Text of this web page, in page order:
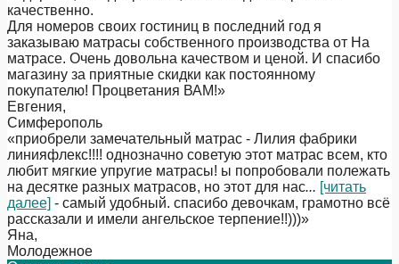
качественно.
Для номеров своих гостиниц в последний год я
заказываю матрасы собственного производства от На
матрасе. Очень довольна качеством и ценой. И спасибо
магазину за приятные скидки как постоянному
покупателю! Процветания ВАМ!»
Евгения,
Симферополь
«приобрели замечательный матрас - Лилия фабрики
линияфлекс!!!! однозначно советую этот матрас всем, кто
любит мягкие упругие матрасы! ы попробовали полежать
на десятке разных матрасов, но этот для нас... [читать
далее] - самый удобный. спасибо девочкам, грамотно всё
рассказали и имели ангельское терпение!!)))»
Яна,
Молодежное